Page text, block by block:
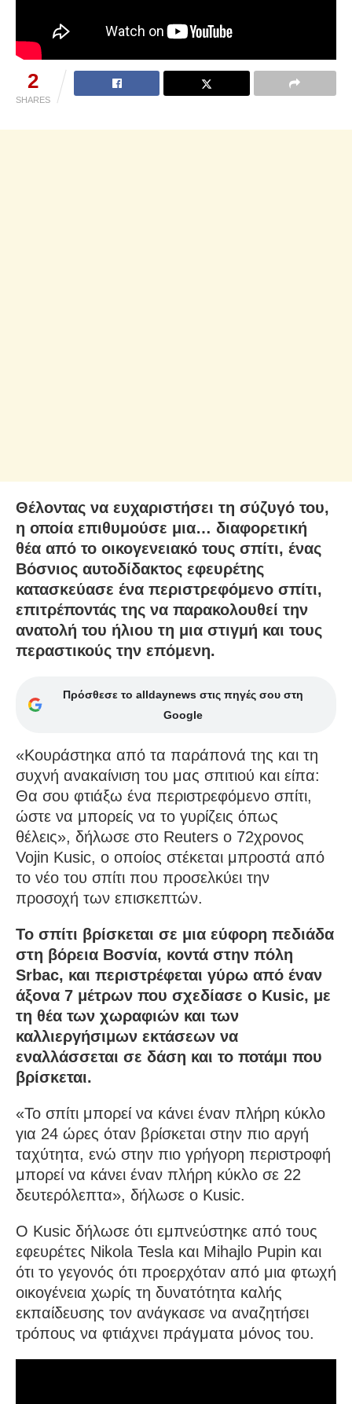
2
SHARES
Θέλοντας να ευχαριστήσει τη σύζυγό του,
η οποία επιθυμούσε μια… διαφορετική
θέα από το οικογενειακό τους σπίτι, ένας
Βόσνιος αυτοδίδακτος εφευρέτης
κατασκεύασε ένα περιστρεφόμενο σπίτι,
επιτρέποντάς της να παρακολουθεί την
ανατολή του ήλιου τη μια στιγμή και τους
περαστικούς την επόμενη.
Πρόσθεσε το alldaynews στις πηγές σου στη
Google
«Κουράστηκα από τα παράπονά της και τη
συχνή ανακαίνιση του μας σπιτιού και είπα:
Θα σου φτιάξω ένα περιστρεφόμενο σπίτι,
ώστε να μπορείς να το γυρίζεις όπως
θέλεις», δήλωσε στο Reuters ο 72χρονος
Vojin Kusic, ο οποίος στέκεται μπροστά από
το νέο του σπίτι που προσελκύει την
προσοχή των επισκεπτών.
Το σπίτι βρίσκεται σε μια εύφορη πεδιάδα
στη βόρεια Βοσνία, κοντά στην πόλη
Srbac, και περιστρέφεται γύρω από έναν
άξονα 7 μέτρων που σχεδίασε ο Kusic, με
τη θέα των χωραφιών και των
καλλιεργήσιμων εκτάσεων να
εναλλάσσεται σε δάση και το ποτάμι που
βρίσκεται.
«Το σπίτι μπορεί να κάνει έναν πλήρη κύκλο
για 24 ώρες όταν βρίσκεται στην πιο αργή
ταχύτητα, ενώ στην πιο γρήγορη περιστροφή
μπορεί να κάνει έναν πλήρη κύκλο σε 22
δευτερόλεπτα», δήλωσε ο Kusic.
Ο Kusic δήλωσε ότι εμπνεύστηκε από τους
εφευρέτες Nikola Tesla και Mihajlo Pupin και
ότι το γεγονός ότι προερχόταν από μια φτωχή
οικογένεια χωρίς τη δυνατότητα καλής
εκπαίδευσης τον ανάγκασε να αναζητήσει
τρόπους να φτιάχνει πράγματα μόνος του.